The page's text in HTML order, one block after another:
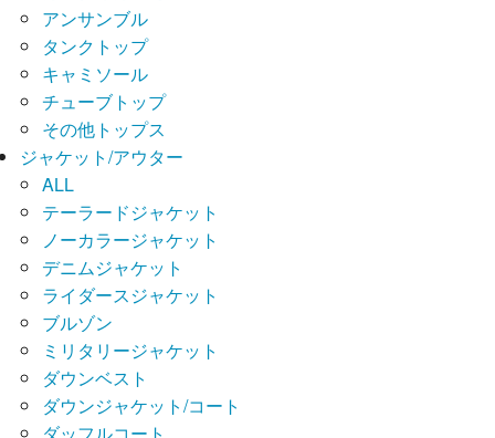
アンサンブル
タンクトップ
キャミソール
チューブトップ
その他トップス
ジャケット/アウター
ALL
テーラードジャケット
ノーカラージャケット
デニムジャケット
ライダースジャケット
ブルゾン
ミリタリージャケット
ダウンベスト
ダウンジャケット/コート
ダッフルコート